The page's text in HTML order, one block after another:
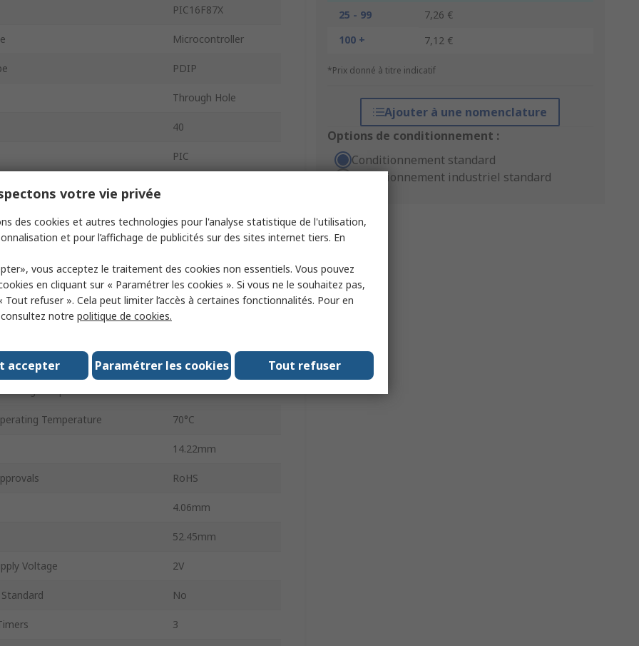
25 - 99
7,26 €
100 +
7,12 €
*Prix donné à titre indicatif
Ajouter à une nomenclature
Options de conditionnement :
Conditionnement standard
Conditionnement industriel standard
PIC16F87X
Microcontroller
PDIP
Through Hole
40
PIC
Size
Frequency 20MHz
368bit
Voltage 5.5V
I/Os 33
Temperature 70°C
14.22mm
RoHS
4.06mm
52.45mm
Voltage 2V
No
3
votre vie privée
des cookies et autres technologies pour l'analyse statistique de l'utilisation,
et pour l’affichage de publicités sur des sites internet tiers. En
vous acceptez le traitement des cookies non essentiels. Vous pouvez
en cliquant sur « Paramétrer les cookies ». Si vous ne le souhaitez pas,
Tout refuser ». Cela peut limiter l’accès à certaines fonctionnalités. Pour en
notre politique de cookies.
accepter Paramétrer les cookies Tout refuser